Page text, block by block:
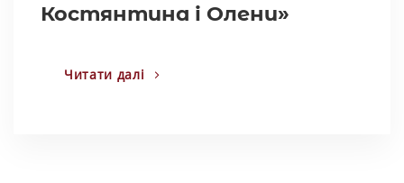
Костянтина і Олени»
Читати далі